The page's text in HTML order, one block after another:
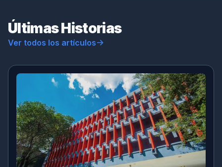
Últimas Historias
Ver todos los artículos